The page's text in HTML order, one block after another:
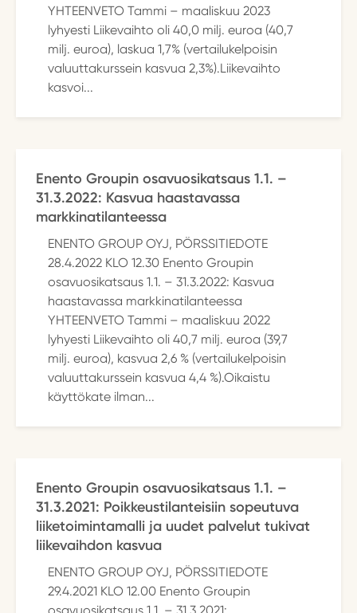
YHTEENVETO Tammi – maaliskuu 2023
lyhyesti Liikevaihto oli 40,0 milj. euroa (40,7
milj. euroa), laskua 1,7% (vertailukelpoisin
valuuttakurssein kasvua 2,3%).Liikevaihto
kasvoi...
Enento Groupin osavuosikatsaus 1.1. –
31.3.2022: Kasvua haastavassa
markkinatilanteessa
ENENTO GROUP OYJ, PÖRSSITIEDOTE
28.4.2022 KLO 12.30 Enento Groupin
osavuosikatsaus 1.1. – 31.3.2022: Kasvua
haastavassa markkinatilanteessa
YHTEENVETO Tammi – maaliskuu 2022
lyhyesti Liikevaihto oli 40,7 milj. euroa (39,7
milj. euroa), kasvua 2,6 % (vertailukelpoisin
valuuttakurssein kasvua 4,4 %).Oikaistu
käyttökate ilman...
Enento Groupin osavuosikatsaus 1.1. –
31.3.2021: Poikkeustilanteisiin sopeutuva
liiketoimintamalli ja uudet palvelut tukivat
liikevaihdon kasvua
ENENTO GROUP OYJ, PÖRSSITIEDOTE
29.4.2021 KLO 12.00 Enento Groupin